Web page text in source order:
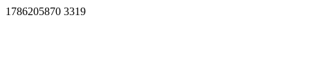
1786205870 3319